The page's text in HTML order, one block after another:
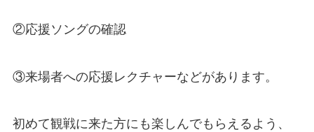
②応援ソングの確認
③来場者への応援レクチャーなどがあります。
初めて観戦に来た方にも楽しんでもらえるよう、